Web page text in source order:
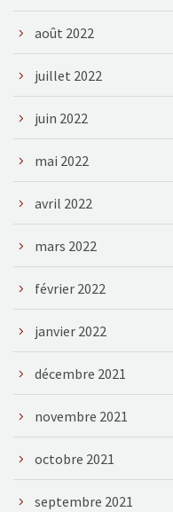
août 2022
juillet 2022
juin 2022
mai 2022
avril 2022
mars 2022
février 2022
janvier 2022
décembre 2021
novembre 2021
octobre 2021
septembre 2021